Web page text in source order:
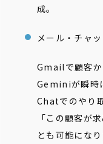
成。
メール・チャ
Gmailで顧客か
Geminiが瞬時
Chatでのやり
「この顧客が
とも可能になり